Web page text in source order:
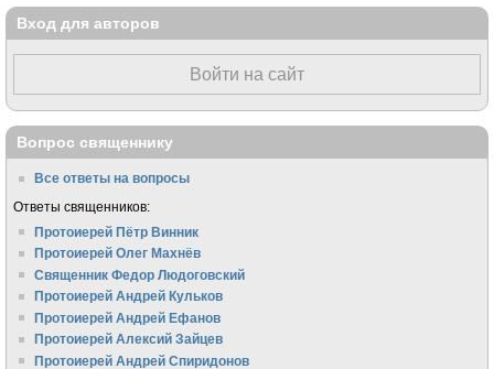
Вход для авторов
Войти на сайт
Вопрос священнику
Все ответы на вопросы
Ответы священников:
Протоиерей Пётр Винник
Протоиерей Олег Махнёв
Священник Федор Людоговский
Протоиерей Андрей Кульков
Протоиерей Андрей Ефанов
Протоиерей Алексий Зайцев
Протоиерей Андрей Спиридонов